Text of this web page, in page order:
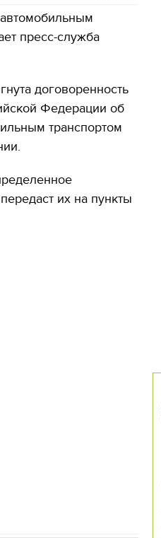
пресс-служба
договоренность
Федерации об
транспортом
их на пункты